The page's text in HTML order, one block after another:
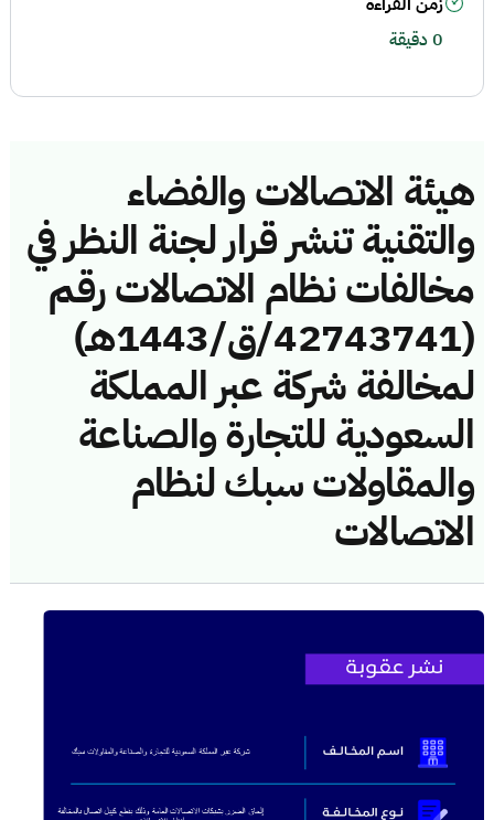
هيئة الاتصالات والفضاء
والتقنية تنشر قرار لجنة النظر في
مخالفات نظام الاتصالات رقم
(42743741/ق/1443هـ)
لمخالفة شركة عبر المملكة
السعودية للتجارة والصناعة
والمقاولات سبك لنظام
الاتصالات
0 دقيقة